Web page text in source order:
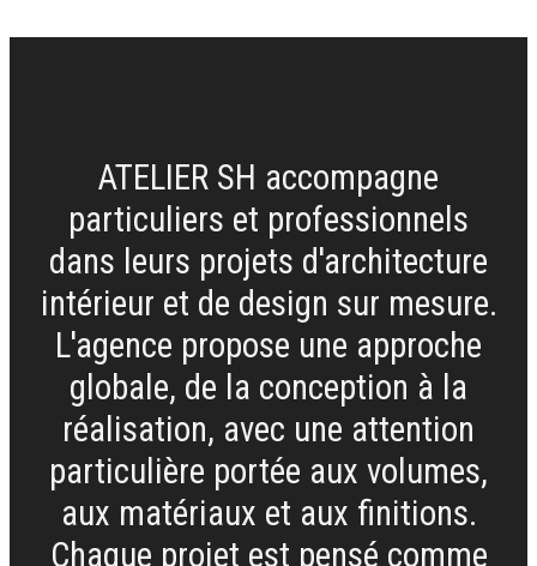
ATELIER SH accompagne
particuliers et professionnels
dans leurs projets d'architecture
intérieur et de design sur mesure.
L'agence propose une approche
globale, de la conception à la
réalisation, avec une attention
particulière portée aux volumes,
aux matériaux et aux finitions.
Chaque projet est pensé comme